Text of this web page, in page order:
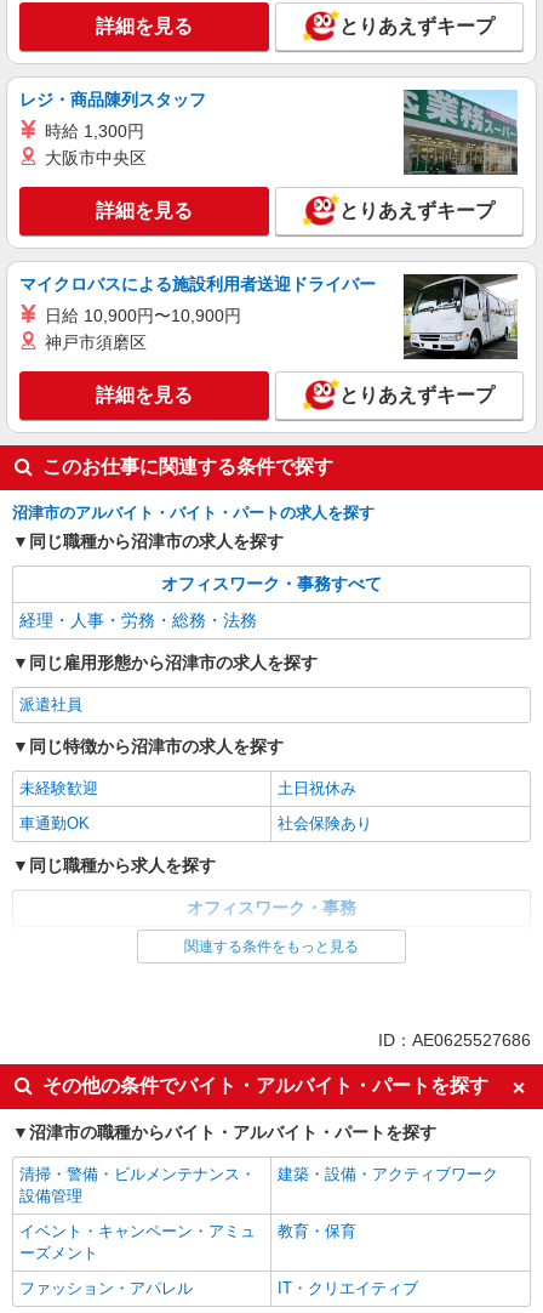
詳細を見る とりあえずキープ
レジ・商品陳列スタッフ
時給 1,300円
大阪市中央区
詳細を見る とりあえずキープ
マイクロバスによる施設利用者送迎ドライバー
日給 10,900円〜10,900円
神戸市須磨区
詳細を見る とりあえずキープ
このお仕事に関連する条件で探す
沼津市のアルバイト・バイト・パートの求人を探す
同じ職種から沼津市の求人を探す
オフィスワーク・事務すべて
経理・人事・労務・総務・法務
同じ雇用形態から沼津市の求人を探す
派遣社員
同じ特徴から沼津市の求人を探す
未経験歓迎
土日祝休み
車通勤OK
社会保険あり
同じ職種から求人を探す
オフィスワーク・事務
経理・人事・労務・総務・法務
車通勤OK
社会保険あり
関連する条件をもっと見る
ID：AE0625527686
その他の条件でバイト・アルバイト・パートを探す
沼津市の職種からバイト・アルバイト・パートを探す
清掃・警備・ビルメンテナンス・
設備管理
建築・設備・アクティブワーク
イベント・キャンペーン・アミュ
ーズメント
教育・保育
ファッション・アパレル IT・クリエイティブ